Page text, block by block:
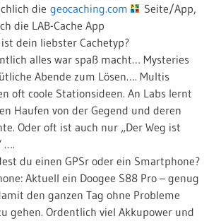
die geocaching.com
Seite/App,
die LAB-Cache App
ist dein liebster Cachetyp?
alles war spaß macht… Mysteries
Abende zum Lösen…. Multis
oft coole Stationsideen. An Labs lernt
Haufen von der Gegend und deren
Oder oft ist auch nur „Der Weg ist
….
du einen GPSr oder ein Smartphone?
Aktuell ein Doogee S88 Pro – genug
den ganzen Tag ohne Probleme
gehen. Ordentlich viel Akkupower und